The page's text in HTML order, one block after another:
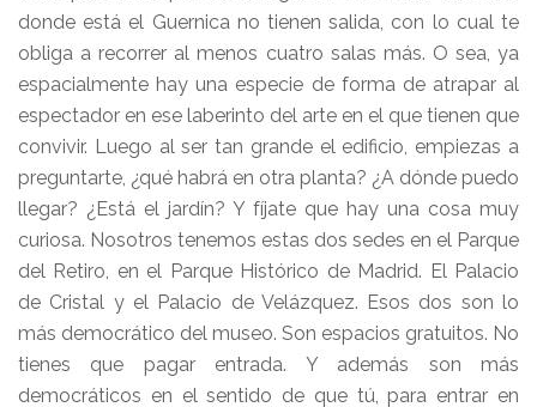
donde está el Guernica no tienen salida, con lo cual te
obliga a recorrer al menos cuatro salas más. O sea, ya
espacialmente hay una especie de forma de atrapar al
espectador en ese laberinto del arte en el que tienen que
convivir. Luego al ser tan grande el edificio, empiezas a
preguntarte, ¿qué habrá en otra planta? ¿A dónde puedo
llegar? ¿Está el jardín? Y fíjate que hay una cosa muy
curiosa. Nosotros tenemos estas dos sedes en el Parque
del Retiro, en el Parque Histórico de Madrid. El Palacio
de Cristal y el Palacio de Velázquez. Esos dos son lo
más democrático del museo. Son espacios gratuitos. No
tienes que pagar entrada. Y además son más
democráticos en el sentido de que tú, para entrar en